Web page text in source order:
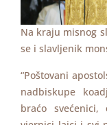
Na kraju misnog
se i slavljenik
“Poštovani
nadbiskupe
braćo